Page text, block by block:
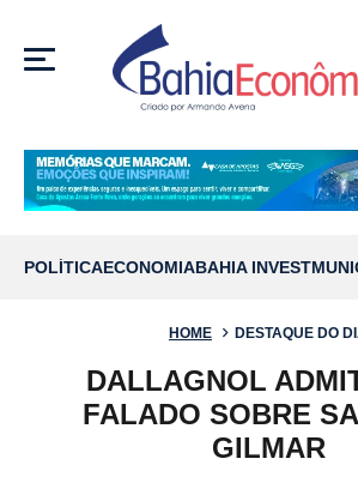
MENU
POLÍTICAECONOMIABAHIA INVEST
HOME DESTAQUE DO
DALLAGNOL
FALADO SOBRE
GILMAR